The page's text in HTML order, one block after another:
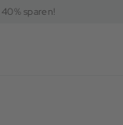
sparen!